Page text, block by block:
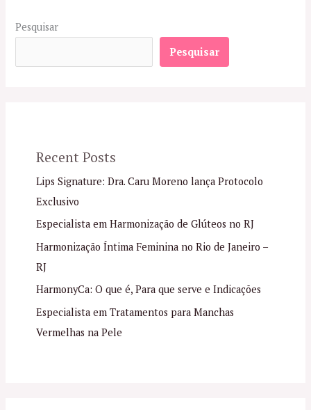
Pesquisar
Pesquisar
Recent Posts
Lips Signature: Dra. Caru Moreno lança Protocolo
Exclusivo
Especialista em Harmonização de Glúteos no RJ
Harmonização Íntima Feminina no Rio de Janeiro –
RJ
HarmonyCa: O que é, Para que serve e Indicações
Especialista em Tratamentos para Manchas
Vermelhas na Pele